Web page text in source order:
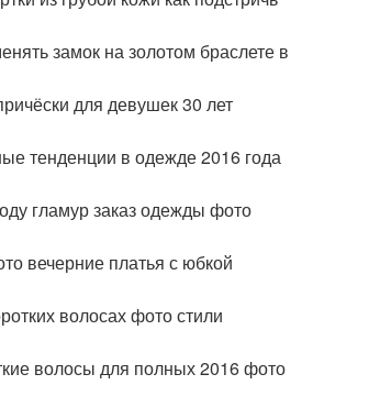
замок на золотом браслете в
для девушек 30 лет
тенденции в одежде 2016 года
гламур заказ одежды фото
вечерние платья с юбкой
волосах фото стили
волосы для полных 2016 фото